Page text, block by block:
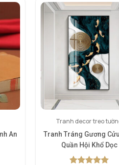
An
Tranh decor treo
Tranh Tráng Gương
Quần Hội Khổ Dọc